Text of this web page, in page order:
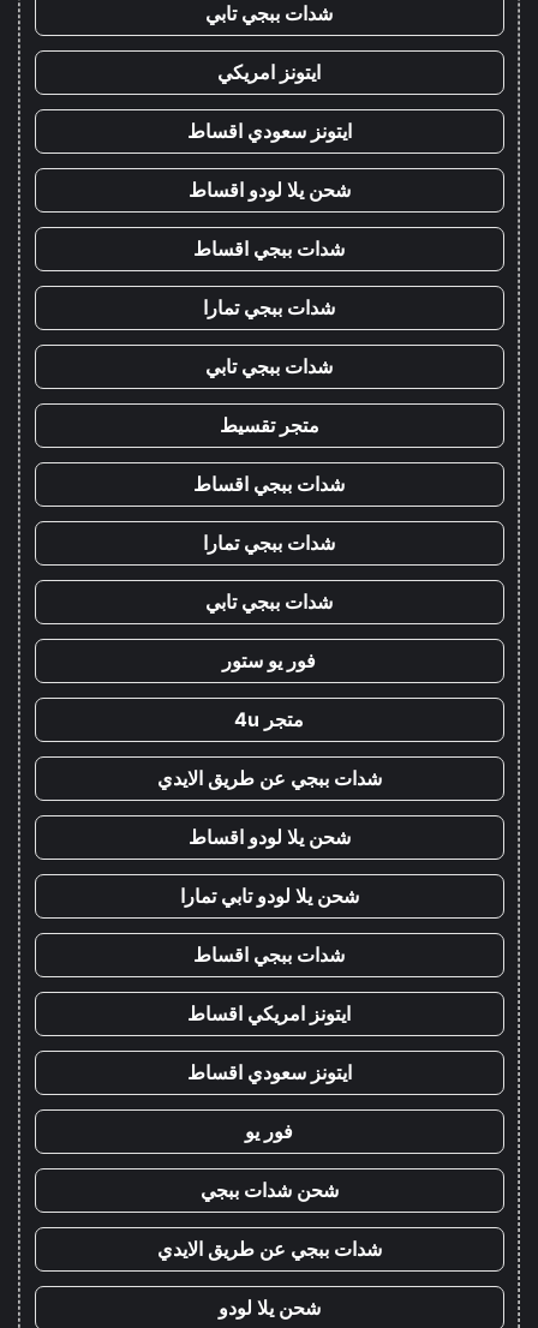
شدات ببجي تابي
ايتونز امريكي
ايتونز سعودي اقساط
شحن يلا لودو اقساط
شدات ببجي اقساط
شدات ببجي تمارا
شدات ببجي تابي
متجر تقسيط
شدات ببجي اقساط
شدات ببجي تمارا
شدات ببجي تابي
فور يو ستور
متجر 4u
شدات ببجي عن طريق الايدي
شحن يلا لودو اقساط
شحن يلا لودو تابي تمارا
شدات ببجي اقساط
ايتونز امريكي اقساط
ايتونز سعودي اقساط
فور يو
شحن شدات ببجي
شدات ببجي عن طريق الايدي
شحن يلا لودو